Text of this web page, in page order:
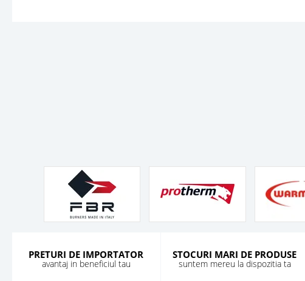
PRETURI DE IMPORTATOR
avantaj in beneficiul tau
STOCURI MARI DE PRODUSE
suntem mereu la dispozitia ta